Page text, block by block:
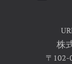
株
〒